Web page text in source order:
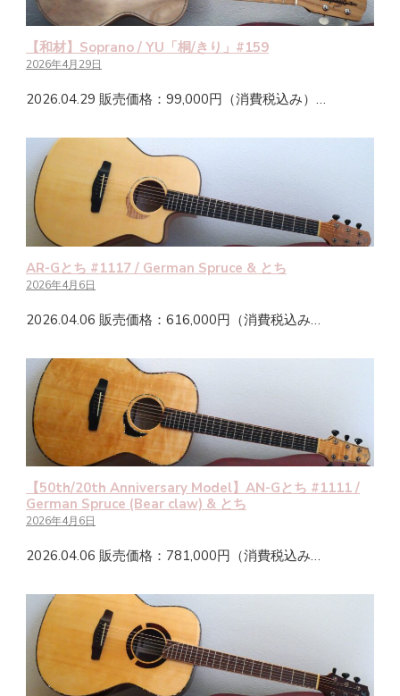
【和材】Soprano / YU「桐/きり」#159
2026年4月29日
2026.04.29 販売価格：99,000円（消費税込み）…
AR-Gとち #1117 / German Spruce & とち
2026年4月6日
2026.04.06 販売価格：616,000円（消費税込み…
【50th/20th Anniversary Model】AN-Gとち #1111 /
German Spruce (Bear claw) & とち
2026年4月6日
2026.04.06 販売価格：781,000円（消費税込み…